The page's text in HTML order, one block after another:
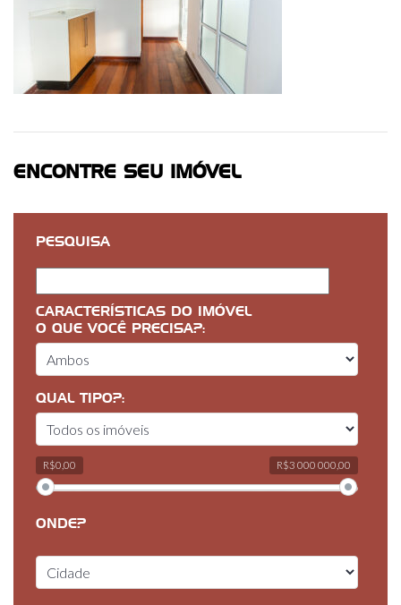
ENCONTRE SEU IMÓVEL
PESQUISA
CARACTERÍSTICAS DO IMÓVEL
O QUE VOCÊ PRECISA?:
QUAL TIPO?:
R$0,00 R$3 000 000,00
ONDE?